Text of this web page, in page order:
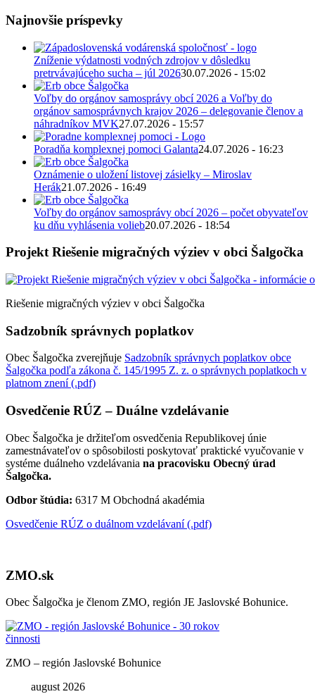
Najnovšie príspevky
Zníženie výdatnosti vodných zdrojov v dôsledku
pretrvávajúceho sucha – júl 202630.07.2026 - 15:02
Voľby do orgánov samosprávy obcí 2026 a Voľby do
orgánov samosprávnych krajov 2026 – delegovanie členov a
náhradníkov MVK27.07.2026 - 15:57
Poradňa komplexnej pomoci Galanta24.07.2026 - 16:23
Oznámenie o uložení listovej zásielky – Miroslav
Herák21.07.2026 - 16:49
Voľby do orgánov samosprávy obcí 2026 – počet obyvateľov
ku dňu vyhlásenia volieb20.07.2026 - 18:54
Projekt Riešenie migračných výziev v obci Šalgočka
Riešenie migračných výziev v obci Šalgočka
Sadzobník správnych poplatkov
Obec Šalgočka zverejňuje Sadzobník správnych poplatkov obce
Šalgočka podľa zákona č. 145/1995 Z. z. o správnych poplatkoch v
platnom znení (.pdf)
Osvedčenie RÚZ – Duálne vzdelávanie
Obec Šalgočka je držiteľom osvedčenia Republikovej únie
zamestnávateľov o spôsobilosti poskytovať praktické vyučovanie v
systéme duálneho vzdelávania na pracovisku Obecný úrad
Šalgočka.
Odbor štúdia: 6317 M Obchodná akadémia
Osvedčenie RÚZ o duálnom vzdelávaní (.pdf)
ZMO.sk
Obec Šalgočka je členom ZMO, región JE Jaslovské Bohunice.
ZMO – región Jaslovské Bohunice
august 2026